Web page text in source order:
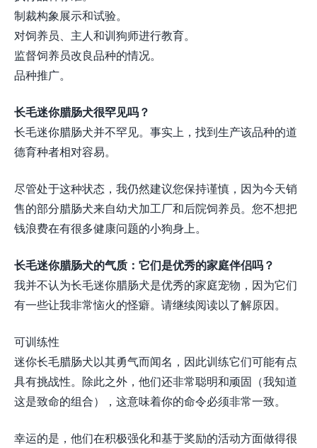
制裁构象展示和试验。
对饲养员、主人和训狗师进行教育。
监督饲养员改良品种的情况。
品种推广。
长毛迷你腊肠犬很罕见吗？
长毛迷你腊肠犬并不罕见。事实上，找到生产该品种的道
德育种者相对容易。
尽管处于这种状态，我仍然建议您保持谨慎，因为今天销
售的部分腊肠犬来自幼犬加工厂和后院饲养员。您不想把
钱浪费在有很多健康问题的小狗身上。
长毛迷你腊肠犬的气质：它们是优秀的家庭伴侣吗？
我并不认为长毛迷你腊肠犬是优秀的家庭宠物，因为它们
有一些让我非常恼火的怪癖。请继续阅读以了解原因。
可训练性
迷你长毛腊肠犬以其勇气而闻名，因此训练它们可能有点
具有挑战性。除此之外，他们还非常聪明和顽固（我知道
这是致命的组合），这意味着你的命令必须非常一致。
幸运的是，他们在积极强化和基于奖励的活动方面做得很